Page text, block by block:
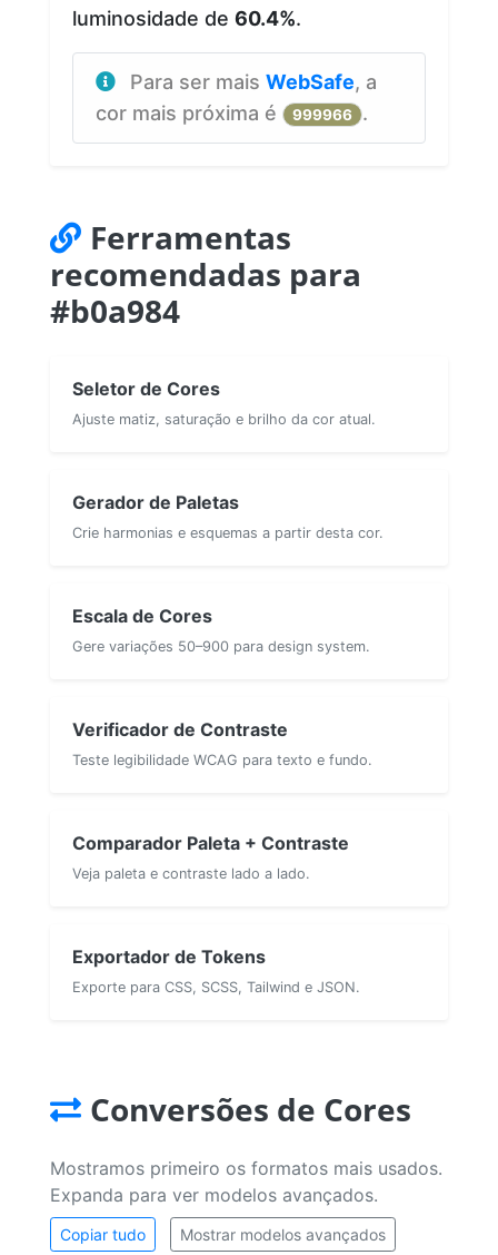
luminosidade de 60.4%.
Para ser mais WebSafe, a
cor mais próxima é
999966 .
Ferramentas
recomendadas para
#b0a984
Seletor de Cores
Ajuste matiz, saturação e brilho da cor atual.
Gerador de Paletas
Crie harmonias e esquemas a partir desta cor.
Escala de Cores
Gere variações 50–900 para design system.
Verificador de Contraste
Teste legibilidade WCAG para texto e fundo.
Comparador Paleta + Contraste
Veja paleta e contraste lado a lado.
Exportador de Tokens
Exporte para CSS, SCSS, Tailwind e JSON.
Conversões de Cores
Mostramos primeiro os formatos mais usados.
Expanda para ver modelos avançados.
Copiar tudo Mostrar modelos avançados